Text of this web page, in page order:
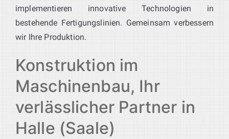
implementieren innovative Technologien in
bestehende Fertigungslinien. Gemeinsam verbessern
wir Ihre Produktion.
Konstruktion im
Maschinenbau, Ihr
verlässlicher Partner in
Halle (Saale)